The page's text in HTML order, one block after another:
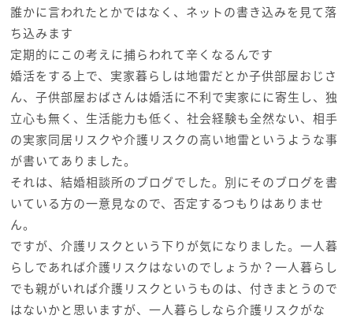
誰かに言われたとかではなく、ネットの書き込みを見て落
ち込みます
定期的にこの考えに捕らわれて辛くなるんです
婚活をする上で、実家暮らしは地雷だとか子供部屋おじさ
ん、子供部屋おばさんは婚活に不利で実家にに寄生し、独
立心も無く、生活能力も低く、社会経験も全然ない、相手
の実家同居リスクや介護リスクの高い地雷というような事
が書いてありました。
それは、結婚相談所のブログでした。別にそのブログを書
いている方の一意見なので、否定するつもりはありませ
ん。
ですが、介護リスクという下りが気になりました。一人暮
らしであれば介護リスクはないのでしょうか？一人暮らし
でも親がいれば介護リスクというものは、付きまとうので
はないかと思いますが、一人暮らしなら介護リスクがな